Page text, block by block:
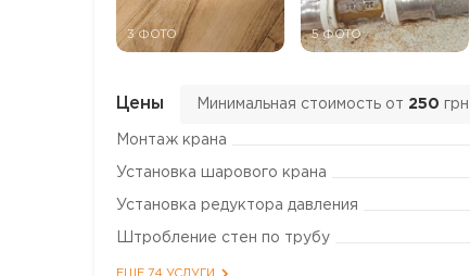
3 ФОТО 5 ФОТО
Цены Минимальная стоимость от 250 грн
Монтаж крана
Установка шарового крана
Установка редуктора давления
Штробление стен по трубу
ЕЩЕ 74 УСЛУГИ